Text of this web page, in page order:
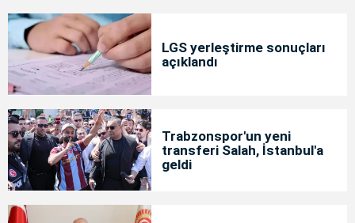
LGS yerleştirme sonuçları
açıklandı
Trabzonspor'un yeni
transferi Salah, İstanbul'a
geldi